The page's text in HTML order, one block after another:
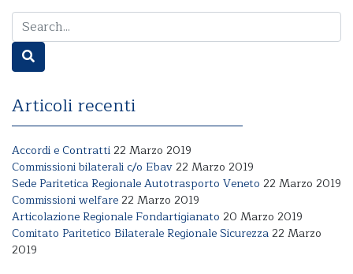
Articoli recenti
Accordi e Contratti22 Marzo 2019
Commissioni bilaterali c/o Ebav22 Marzo 2019
Sede Paritetica Regionale Autotrasporto Veneto 22 Marzo 2019
Commissioni welfare22 Marzo 2019
Articolazione Regionale Fondartigianato 20 Marzo 2019
Comitato Paritetico Bilaterale Regionale Sicurezza22 Marzo
2019